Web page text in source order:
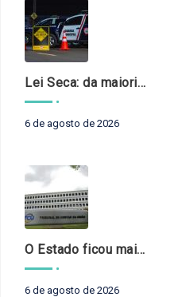
Lei Seca: da maioridade à maturidade
6 de agosto de 2026
O Estado ficou mais complexo. O controle precisa acompanhar
6 de agosto de 2026